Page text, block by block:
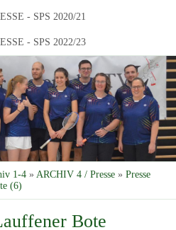
- SPS 2020/21
- SPS 2022/23
1-4 » ARCHIV 4 / Presse » Presse
(6)
Bote